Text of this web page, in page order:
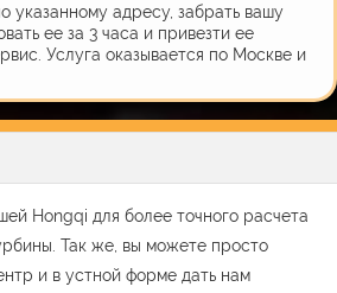
указанному адресу, забрать вашу
ее за 3 часа и привезти ее
Услуга оказывается по Москве и
Hongqi для более точного расчета
Так же, вы можете просто
и в устной форме дать нам